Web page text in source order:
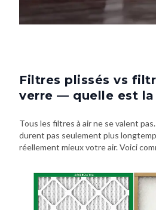
Filtres plissés vs
verre — quelle est
Tous les filtres à air ne se valent
durent pas seulement plus
réellement mieux votre air. Voici